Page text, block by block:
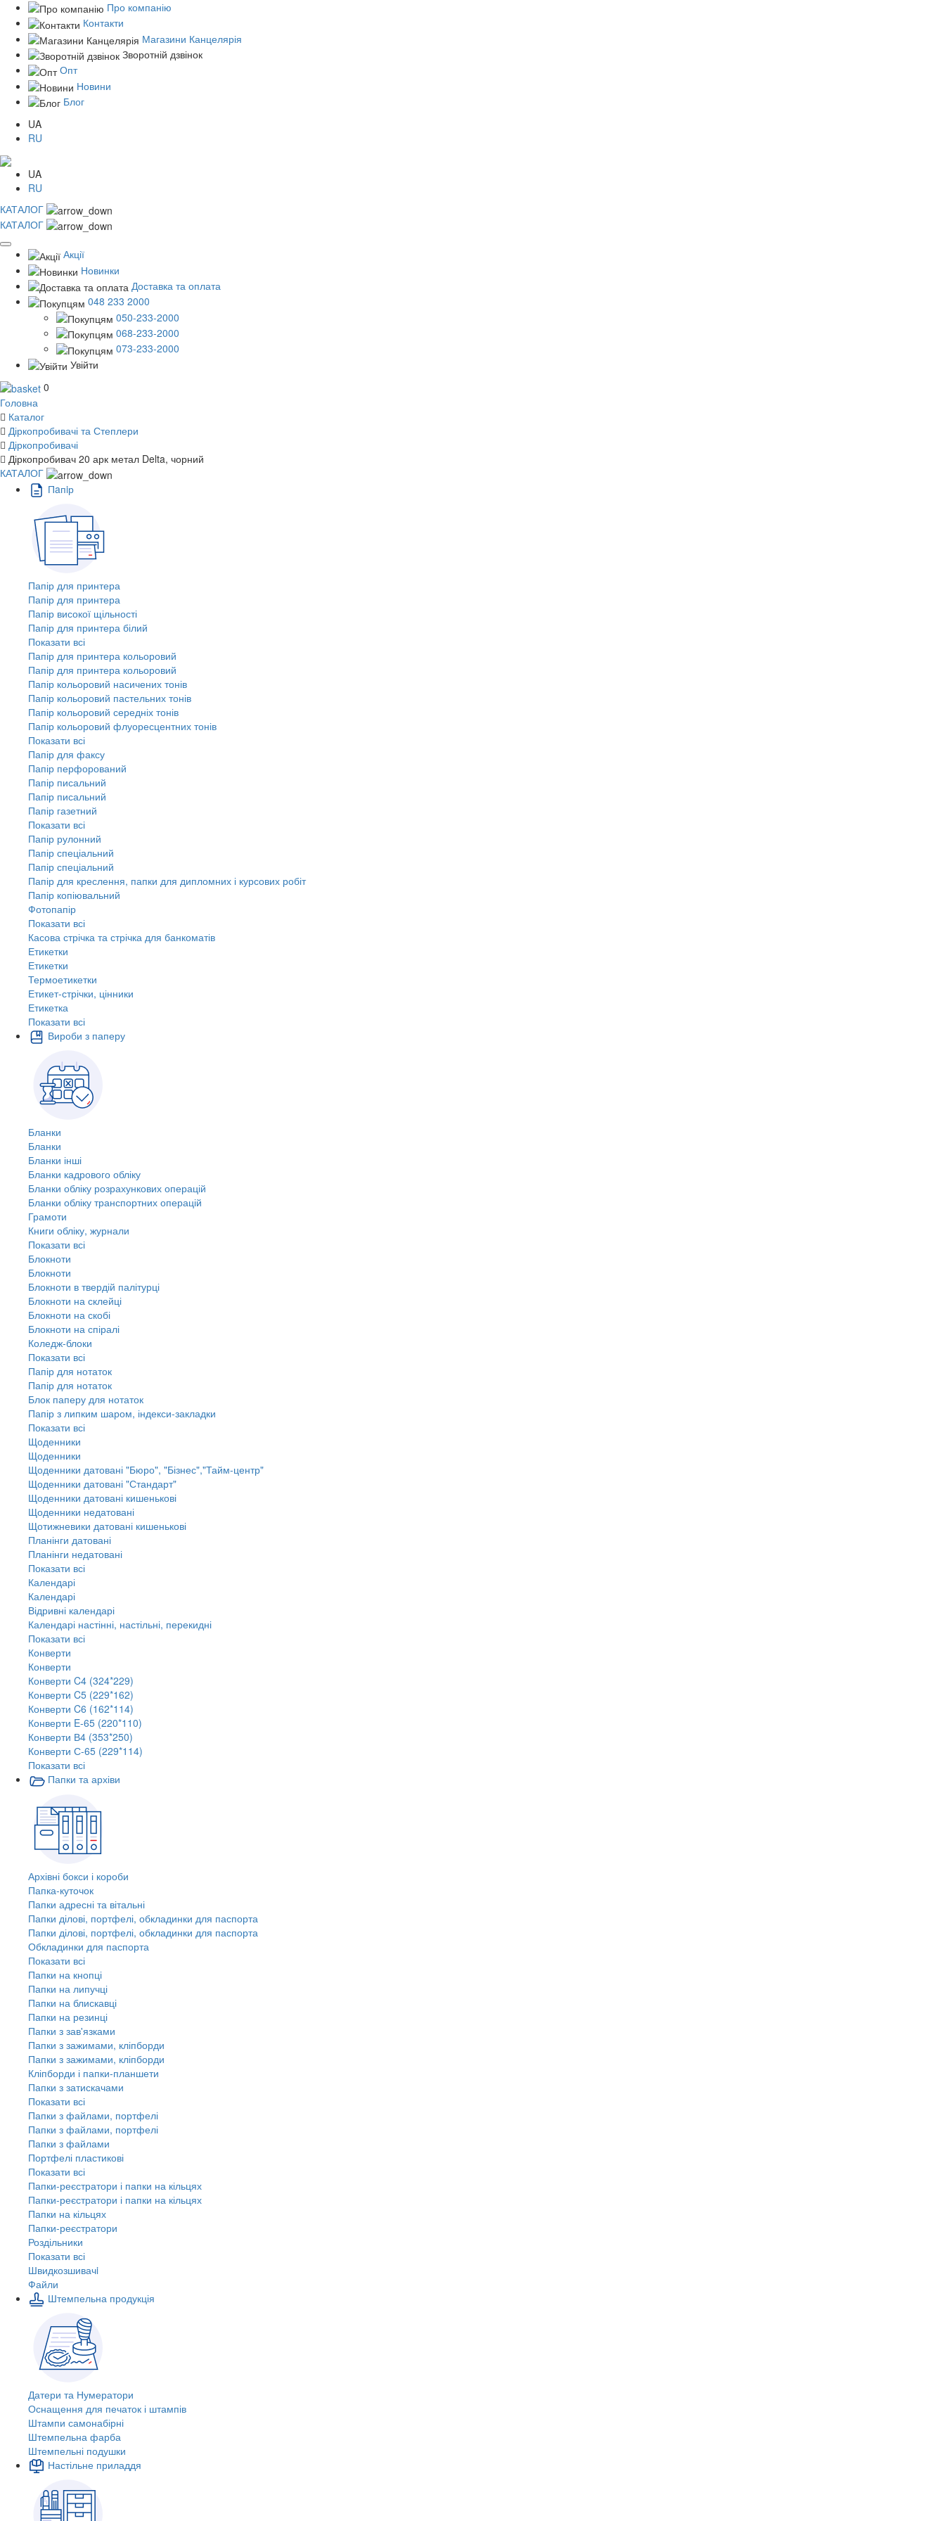
Про компанію
Контакти
Магазини Канцелярія
Зворотній дзвінок
Опт
Новини
Блог
UA
RU
UA
RU
КАТАЛОГ
КАТАЛОГ
Акції
Новинки
Доставка та оплата
048 233 2000
050-233-2000
068-233-2000
073-233-2000
Увійти
0
Головна
Каталог
Діркопробивачі та Степлери
Діркопробивачі
Діркопробивач 20 арк метал Delta, чорний
КАТАЛОГ
Пaпiр
Папір для принтера
Папір для принтера
Папір високої щільності
Папір для принтера білий
Показати всі
Папір для принтера кольоровий
Папір для принтера кольоровий
Папір кольоровий насичених тонів
Папір кольоровий пастельних тонів
Папір кольоровий середніх тонів
Папір кольоровий флуоресцентних тонів
Показати всі
Папір для факсу
Папір перфорований
Папір писальний
Папір писальний
Папір газетний
Показати всі
Папір рулонний
Папір спеціальний
Папір спеціальний
Папір для креслення, папки для дипломних і курсових робіт
Папір копіювальний
Фотопапір
Показати всі
Касова стрічка та стрічка для банкоматів
Етикетки
Етикетки
Термоетикетки
Етикет-стрічки, цінники
Етикетка
Показати всі
Вироби з паперу
Бланки
Бланки
Бланки інші
Бланки кадрового обліку
Бланки обліку розрахункових операцій
Бланки обліку транспортних операцій
Грамоти
Книги обліку, журнали
Показати всі
Блокноти
Блокноти
Блокноти в твердій палітурці
Блокноти на склейці
Блокноти на скобі
Блокноти на спіралі
Коледж-блоки
Показати всі
Папір для нотаток
Папір для нотаток
Блок паперу для нотаток
Папір з липким шаром, індекси-закладки
Показати всі
Щоденники
Щоденники
Щоденники датовані "Бюро", "Бізнес","Тайм-центр"
Щоденники датовані "Стандарт"
Щоденники датовані кишенькові
Щоденники недатовані
Щотижневики датовані кишенькові
Планінги датовані
Планінги недатовані
Показати всі
Календарі
Календарі
Відривні календарі
Календарі настінні, настільні, перекидні
Показати всі
Конверти
Конверти
Конверти C4 (324*229)
Конверти C5 (229*162)
Конверти C6 (162*114)
Конверти E-65 (220*110)
Конверти В4 (353*250)
Конверти С-65 (229*114)
Показати всі
Папки та архіви
Архівні бокси і короби
Папка-куточок
Папки адресні та вітальні
Папки ділові, портфелі, обкладинки для паспорта
Папки ділові, портфелі, обкладинки для паспорта
Обкладинки для паспорта
Показати всі
Папки на кнопці
Папки на липучці
Папки на блискавці
Папки на резинці
Папки з зав'язками
Папки з зажимами, кліпборди
Папки з зажимами, кліпборди
Кліпборди і папки-планшети
Папки з затискачами
Показати всі
Папки з файлами, портфелі
Папки з файлами, портфелі
Папки з файлами
Портфелі пластикові
Показати всі
Папки-реєстратори і папки на кільцях
Папки-реєстратори і папки на кільцях
Папки на кільцях
Папки-реєстратори
Роздільники
Показати всі
Швидкозшивачi
Файли
Штемпельна продукція
Датери та Нумератори
Оснащення для печаток і штампів
Штампи самонабірні
Штемпельна фарба
Штемпельні подушки
Настільне приладдя